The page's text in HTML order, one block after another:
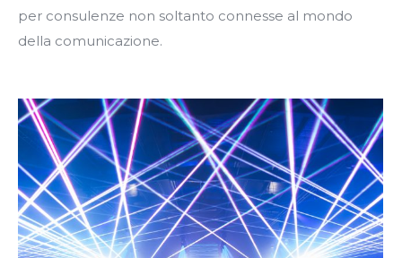
per consulenze non soltanto connesse al mondo
della comunicazione.